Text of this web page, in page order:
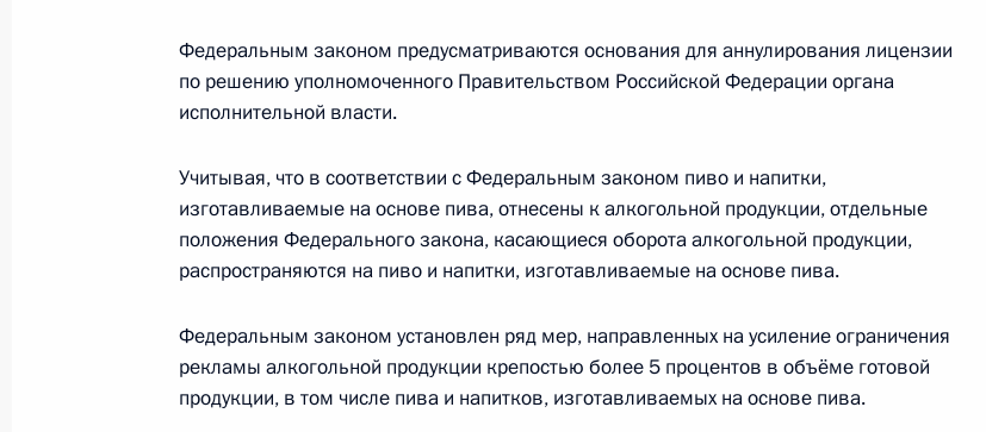
20 июля 2011 года, среда
Внесены изменения в закон о госрегулировании производства и оборота
20 июля 2011 года, 11:00
В законодательство внесены изменения, регулирующие порядок преобразования
20 июля 2011 года, 09:15
Федеральным законом предусматриваются основания для аннулирования лицензии
по решению уполномоченного Правительством Российской Федерации органа
исполнительной власти.
Учитывая, что в соответствии с Федеральным законом пиво и напитки,
изготавливаемые на основе пива, отнесены к алкогольной продукции, отдельные
положения Федерального закона, касающиеся оборота алкогольной продукции,
распространяются на пиво и напитки, изготавливаемые на основе пива.
Федеральным законом установлен ряд мер, направленных на усиление ограничения
рекламы алкогольной продукции крепостью более 5 процентов в объёме готовой
продукции, в том числе пива и напитков, изготавливаемых на основе пива.